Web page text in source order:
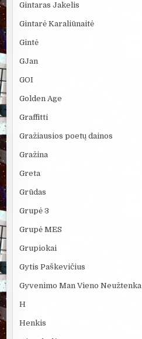
Gintaras Jakelis
Gintarė Karaliūnaitė
Gintė
GJan
GOI
Golden Age
Graffitti
Gražiausios poetų dainos
Gražina
Greta
Grūdas
Grupė 3
Grupė MES
Grupiokai
Gytis Paškevičius
Gyvenimo Man Vieno Neužtenka
H
Henkis